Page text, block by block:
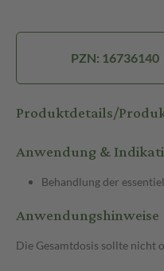
PZN: 16736140
Produktdetails/
Anwendung &
Behandlung der
Anwendungshinweise
Die Gesamtdosis sollte nicht